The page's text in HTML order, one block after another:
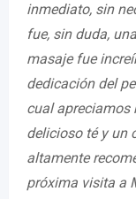
inmediato, sin
fue, sin duda,
masaje fue
dedicación del
cual apreciamos
delicioso té y un
altamente
próxima visita a